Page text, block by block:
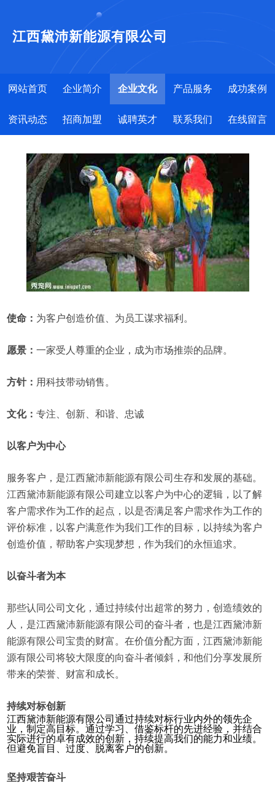
江西黛沛新能源有限公司
网站首页 企业简介 企业文化 产品服务 成功案例
资讯动态 招商加盟 诚聘英才 联系我们 在线留言
使命： 为客户创造价值、为员工谋求福利。
愿景：一家受人尊重的企业，成为市场推崇的品牌。
方针： 用科技带动销售。
文化：专注、创新、和谐、忠诚
以客户为中心
服务客户，是江西黛沛新能源有限公司生存和发展的基础。
江西黛沛新能源有限公司建立以客户为中心的逻辑，以了解
客户需求作为工作的起点，以是否满足客户需求作为工作的
评价标准，以客户满意作为我们工作的目标，以持续为客户
创造价值，帮助客户实现梦想，作为我们的永恒追求。
以奋斗者为本
那些认同公司文化，通过持续付出超常的努力，创造绩效的
人，是江西黛沛新能源有限公司的奋斗者，也是江西黛沛新
能源有限公司宝贵的财富。在价值分配方面，江西黛沛新能
源有限公司将较大限度的向奋斗者倾斜，和他们分享发展所
带来的荣誉、财富和成长。
持续对标创新
江西黛沛新能源有限公司通过持续对标行业内外的领先企
业，制定高目标。通过学习、借鉴标杆的先进经验，并结合
实际进行的卓有成效的创新，持续提高我们的能力和业绩。
但避免盲目、过度、脱离客户的创新。
坚持艰苦奋斗